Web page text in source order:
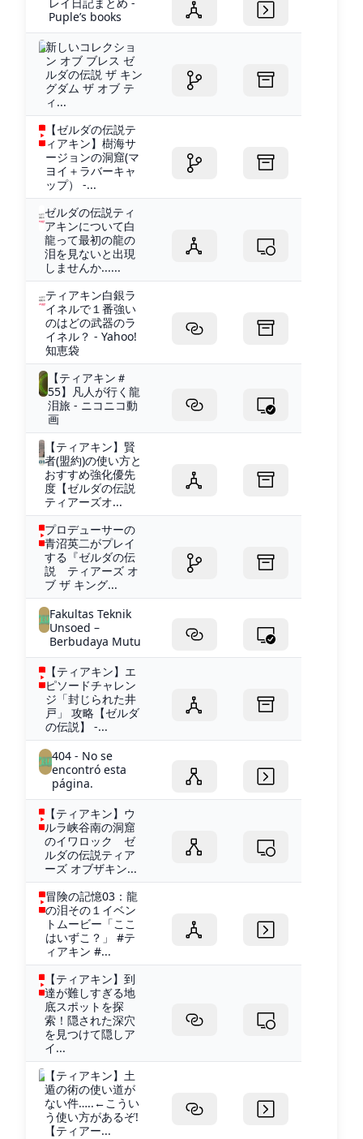
Puple’s books
新しいコレクショ
ン オブ ブレス ゼ
ルダの伝説 ザ キン
グダム ザ オブ テ
ィ...
【ゼルダの伝説テ
ィアキン】樹海サ
ージョンの洞窟(マ
ヨイ＋ラバーキャ
ップ） -...
ゼルダの伝説ティ
アキンについて白
龍って最初の龍の
泪を見ないと出現
しませんか......
ティアキン白銀ラ
イネルで１番強い
のはどの武器のラ
イネル？ - Yahoo!
知恵袋
【ティアキン＃
55】凡人が行く龍
泪旅 - ニコニコ動
画
【ティアキン】賢
者(盟約)の使い方と
おすすめ強化優先
度【ゼルダの伝説
ティアーズオ...
プロデューサーの
青沼英二がプレイ
する『ゼルダの伝
説 ティアーズ オ
ブ ザ キング...
Fakultas Teknik
Unsoed –
Berbudaya Mutu
【ティアキン】エ
ピソードチャレン
ジ「封じられた井
戸」 攻略【ゼルダ
の伝説】 -...
404 - No se
encontró esta
página.
【ティアキン】ウ
ルラ峡谷南の洞窟
のイワロック ゼ
ルダの伝説ティア
ーズ オブザキン...
冒険の記憶03：龍
の泪その１イベン
トムービー「ここ
はいずこ？」 #テ
ィアキン #...
【ティアキン】到
達が難しすぎる地
底スポットを探
索！隠された深穴
を見つけて隠しア
イ...
【ティアキン】土
遁の術の使い道が
ない件…..←こうい
う使い方があるぞ!
【ティアー...